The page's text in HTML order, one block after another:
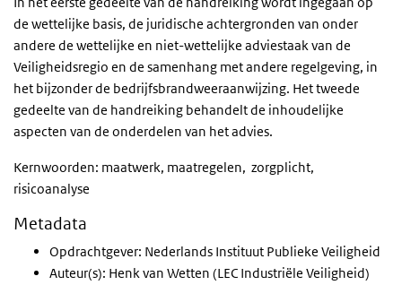
de wettelijke basis, de juridische achtergronden van onder
andere de wettelijke en niet-wettelijke adviestaak van de
Veiligheidsregio en de samenhang met andere regelgeving, in
het bijzonder de bedrijfsbrandweeraanwijzing. Het tweede
gedeelte van de handreiking behandelt de inhoudelijke
aspecten van de onderdelen van het advies.
Kernwoorden: maatwerk, maatregelen, zorgplicht,
risicoanalyse
Metadata
Opdrachtgever: Nederlands Instituut Publieke Veiligheid
Auteur(s): Henk van Wetten (LEC Industriële Veiligheid)